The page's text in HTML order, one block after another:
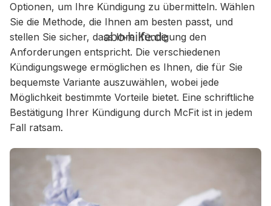
Optionen, um Ihre Kündigung zu übermitteln. Wählen
Sie die Methode, die Ihnen am besten passt, und
stellen Sie sicher, dass Ihre Kündigung den
Anforderungen entspricht. Die verschiedenen
Kündigungswege ermöglichen es Ihnen, die für Sie
bequemste Variante auszuwählen, wobei jede
Möglichkeit bestimmte Vorteile bietet. Eine schriftliche
Bestätigung Ihrer Kündigung durch McFit ist in jedem
Fall ratsam.